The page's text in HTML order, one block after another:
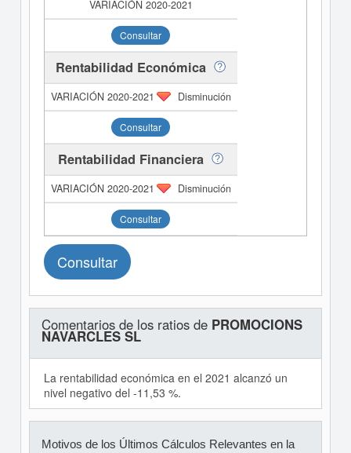
Consultar
Rentabilidad Económica
Disminución
Consultar
Rentabilidad Financiera
Disminución
Consultar
Consultar
Comentarios de los ratios de PROMOCIONS
NAVARCLES SL
La rentabilidad económica en el 2021 alcanzó un
nivel negativo del -11,53 %.
Motivos de los Últimos Cálculos Relevantes en la